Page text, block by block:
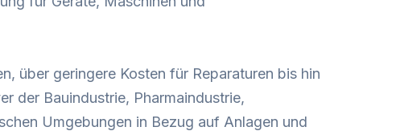
über geringere Kosten für Reparaturen bis hin
der Bauindustrie, Pharmaindustrie,
Umgebungen in Bezug auf Anlagen und